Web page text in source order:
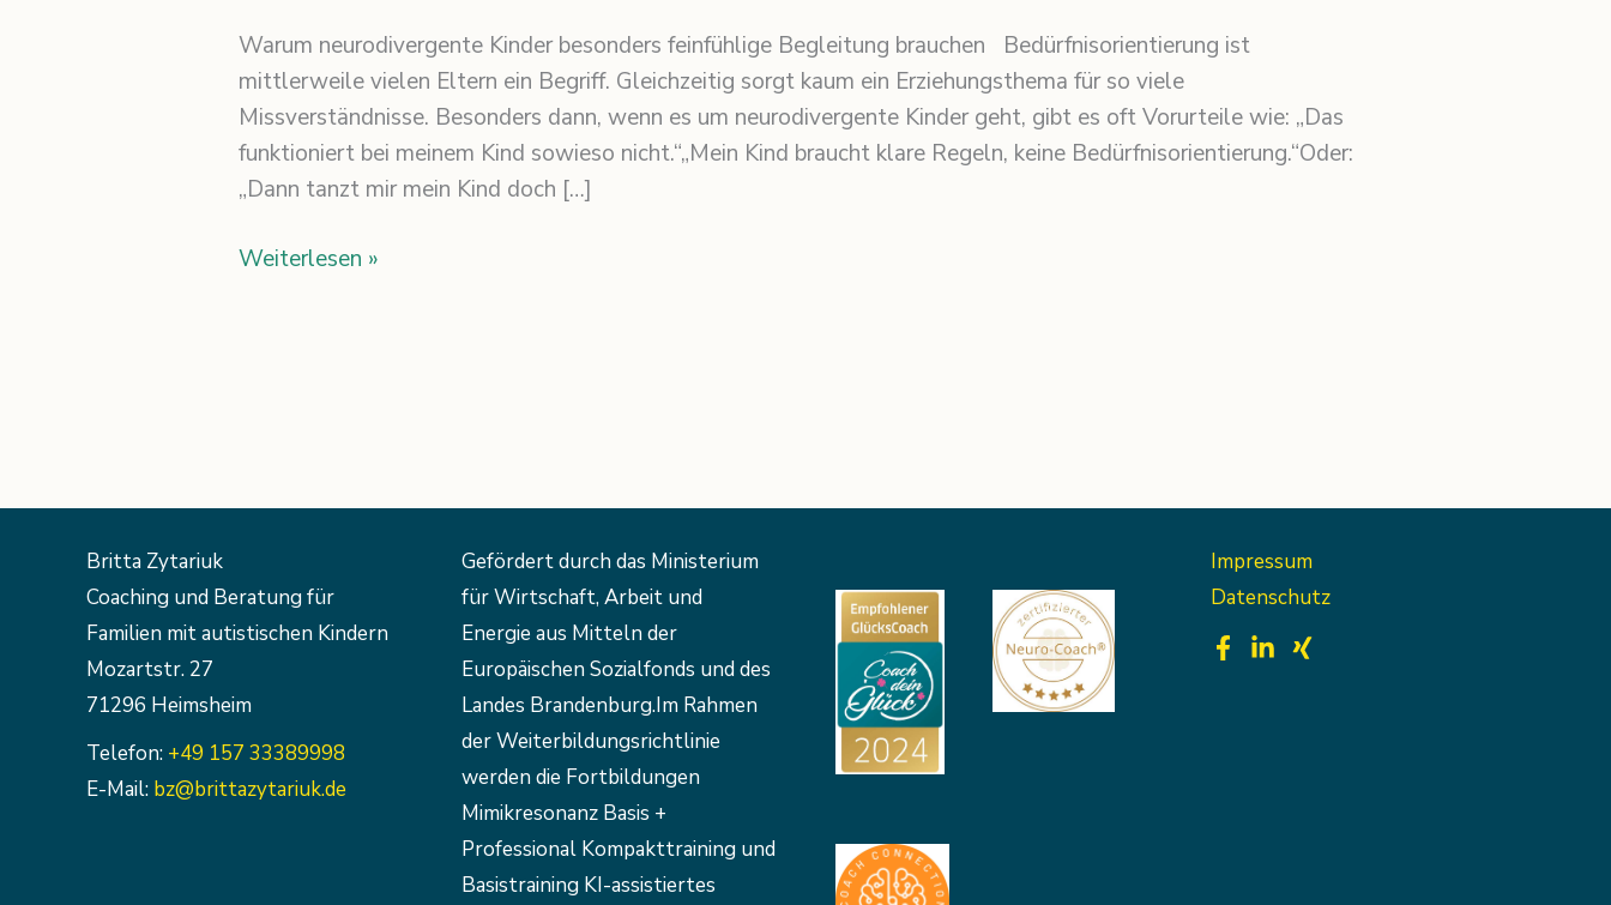
Warum neurodivergente Kinder besonders feinfühlige Begleitung brauchen Bedürfnisorientierung ist
mittlerweile vielen Eltern ein Begriff. Gleichzeitig sorgt kaum ein Erziehungsthema für so viele
Missverständnisse. Besonders dann, wenn es um neurodivergente Kinder geht, gibt es oft Vorurteile wie: „Das
funktioniert bei meinem Kind sowieso nicht.“„Mein Kind braucht klare Regeln, keine Bedürfnisorientierung.“Oder:
„Dann tanzt mir mein Kind doch […]
Weiterlesen »
Britta Zytariuk
Coaching und Beratung für
Familien mit autistischen Kindern
Mozartstr. 27
71296 Heimsheim
Telefon: +49 157 33389998
E-Mail: bz@brittazytariuk.de
Gefördert durch das Ministerium
für Wirtschaft, Arbeit und
Energie aus Mitteln der
Europäischen Sozialfonds und des
Landes Brandenburg.Im Rahmen
der Weiterbildungsrichtlinie
werden die Fortbildungen
Mimikresonanz Basis +
Professional Kompakttraining und
Basistraining KI-assistiertes
Impressum
Datenschutz